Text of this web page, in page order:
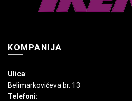
KOMPANIJA
Ulica:
Belimarkovićeva br. 13
Telefoni: